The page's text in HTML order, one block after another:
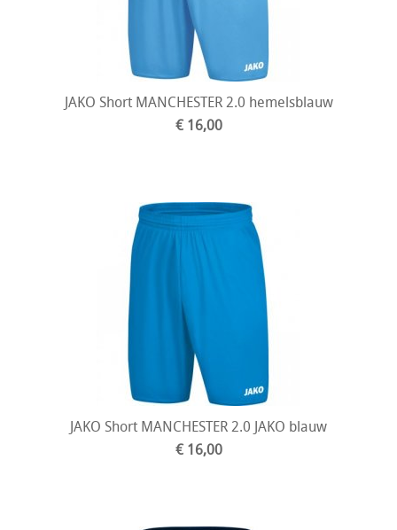
JAKO Short MANCHESTER 2.0 hemelsblauw
€ 16,00
JAKO Short MANCHESTER 2.0 JAKO blauw
€ 16,00